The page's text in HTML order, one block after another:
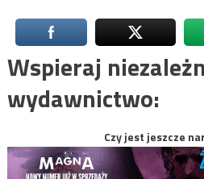
Wspieraj
wydawnictwo:
Czy jest jeszcze